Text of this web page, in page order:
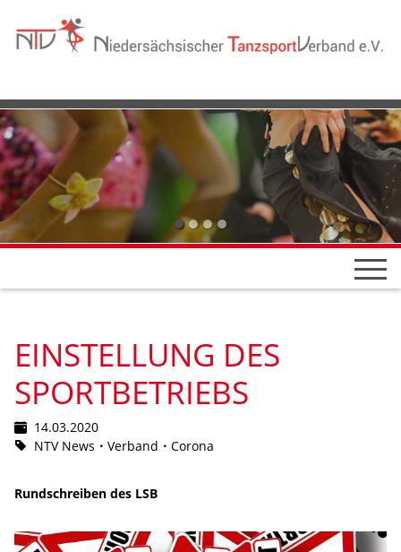
EINSTELLUNG DES
SPORTBETRIEBS
14.03.2020
NTV News
Verband Corona
Rundschreiben des LSB